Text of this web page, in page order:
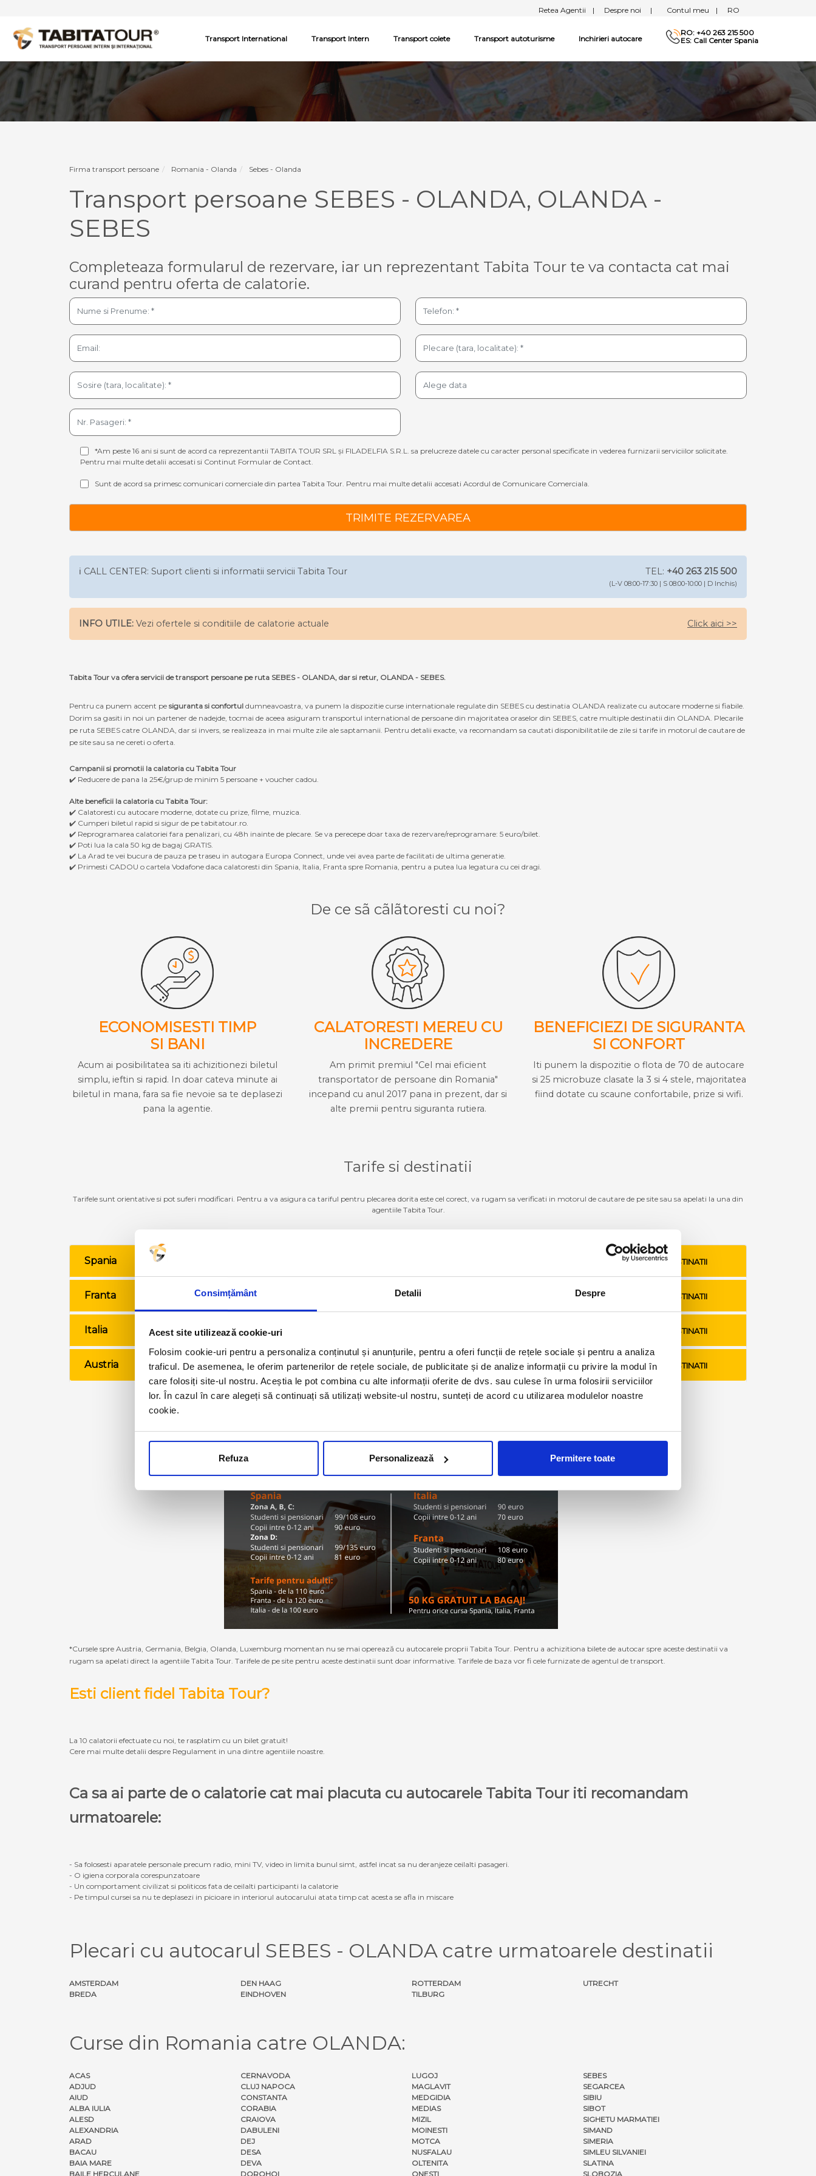
Consimțământ Detalii Despre
Acest site utilizează cookie-uri
Folosim cookie-uri pentru a personaliza conținutul și anunțurile, pentru a oferi funcții de rețele sociale și pentru a analiza
traficul. De asemenea, le oferim partenerilor de rețele sociale, de publicitate și de analize informații cu privire la modul în
care folosiți site-ul nostru. Aceștia le pot combina cu alte informații oferite de dvs. sau culese în urma folosirii serviciilor
lor. În cazul în care alegeți să continuați să utilizați website-ul nostru, sunteți de acord cu utilizarea modulelor noastre
cookie.
Refuza Personalizează Permitere toate
Retea Agentii | Despre noi | Contul meu | RO
Transport International Transport Intern Transport colete Transport autoturisme Inchirieri autocare
RO: +40 263 215 500
ES: Call Center Spania
Firma transport persoane Romania - Olanda Sebes - Olanda
Transport persoane SEBES - OLANDA, OLANDA -
SEBES
Completeaza formularul de rezervare, iar un reprezentant Tabita Tour te va contacta cat mai
curand pentru oferta de calatorie.
*Am peste 16 ani si sunt de acord ca reprezentantii TABITA TOUR SRL și FILADELFIA S.R.L. sa prelucreze datele cu caracter personal specificate in vederea furnizarii serviciilor solicitate.
Pentru mai multe detalii accesati si Continut Formular de Contact.
Sunt de acord sa primesc comunicari comerciale din partea Tabita Tour. Pentru mai multe detalii accesati Acordul de Comunicare Comerciala.
TRIMITE REZERVAREA
ℹ️ CALL CENTER: Suport clienti si informatii servicii Tabita Tour TEL: +40 263 215 500
(L-V 08:00-17:30 | S 08:00-10:00 | D Inchis)
INFO UTILE: Vezi ofertele si conditiile de calatorie actuale Click aici >>
Tabita Tour va ofera servicii de transport persoane pe ruta SEBES - OLANDA, dar si retur, OLANDA - SEBES.
Pentru ca punem accent pe siguranta si confortul dumneavoastra, va punem la dispozitie curse internationale regulate din SEBES cu destinatia OLANDA realizate cu autocare moderne si fiabile.
Dorim sa gasiti in noi un partener de nadejde, tocmai de aceea asiguram transportul international de persoane din majoritatea oraselor din SEBES, catre multiple destinatii din OLANDA. Plecarile
pe ruta SEBES catre OLANDA, dar si invers, se realizeaza in mai multe zile ale saptamanii. Pentru detalii exacte, va recomandam sa cautati disponibilitatile de zile si tarife in motorul de cautare de
pe site sau sa ne cereti o oferta.
Campanii si promotii la calatoria cu Tabita Tour
✔️ Reducere de pana la 25€/grup de minim 5 persoane + voucher cadou.
Alte beneficii la calatoria cu Tabita Tour:
✔️ Calatoresti cu autocare moderne, dotate cu prize, filme, muzica.
✔️ Cumperi biletul rapid si sigur de pe tabitatour.ro.
✔️ Reprogramarea calatoriei fara penalizari, cu 48h inainte de plecare. Se va perecepe doar taxa de rezervare/reprogramare: 5 euro/bilet.
✔️ Poti lua la cala 50 kg de bagaj GRATIS.
✔️ La Arad te vei bucura de pauza pe traseu in autogara Europa Connect, unde vei avea parte de facilitati de ultima generatie.
✔️ Primesti CADOU o cartela Vodafone daca calatoresti din Spania, Italia, Franta spre Romania, pentru a putea lua legatura cu cei dragi.
De ce sã cãlãtoresti cu noi?
ECONOMISESTI TIMP
SI BANI
Acum ai posibilitatea sa iti achizitionezi biletul
simplu, ieftin si rapid. In doar cateva minute ai
biletul in mana, fara sa fie nevoie sa te deplasezi
pana la agentie.
CALATORESTI MEREU CU
INCREDERE
Am primit premiul "Cel mai eficient
transportator de persoane din Romania"
incepand cu anul 2017 pana in prezent, dar si
alte premii pentru siguranta rutiera.
BENEFICIEZI DE SIGURANTA
SI CONFORT
Iti punem la dispozitie o flota de 70 de autocare
si 25 microbuze clasate la 3 si 4 stele, majoritatea
fiind dotate cu scaune confortabile, prize si wifi.
Tarife si destinatii
Tarifele sunt orientative si pot suferi modificari. Pentru a va asigura ca tariful pentru plecarea dorita este cel corect, va rugam sa verificati in motorul de cautare de pe site sau sa apelati la una din
agentiile Tabita Tour.
Spania
Franta
Italia VEZI TARIFE SI DESTINATII
Austria VEZI TARIFE SI DESTINATII
VEZI TARIFE SI DESTINATII
VEZI TARIFE SI DESTINATII
VEZI TARIFE SI DESTINATII
Olanda VEZI TARIFE SI DESTINATII
*Cursele spre Austria, Germania, Belgia, Olanda, Luxemburg momentan nu se mai operează cu autocarele proprii Tabita Tour. Pentru a achizitiona bilete de autocar spre aceste destinatii va
rugam sa apelati direct la agentiile Tabita Tour. Tarifele de pe site pentru aceste destinatii sunt doar informative. Tarifele de baza vor fi cele furnizate de agentul de transport.
Esti client fidel Tabita Tour?
La 10 calatorii efectuate cu noi, te rasplatim cu un bilet gratuit!
Cere mai multe detalii despre Regulament in una dintre agentiile noastre.
Ca sa ai parte de o calatorie cat mai placuta cu autocarele Tabita Tour iti recomandam
urmatoarele:
- Sa folosesti aparatele personale precum radio, mini TV, video in limita bunul simt, astfel incat sa nu deranjeze ceilalti pasageri.
- O igiena corporala corespunzatoare
- Un comportament civilizat si politicos fata de ceilalti participanti la calatorie
- Pe timpul cursei sa nu te deplasezi in picioare in interiorul autocarului atata timp cat acesta se afla in miscare
Plecari cu autocarul SEBES - OLANDA catre urmatoarele destinatii
AMSTERDAM
BREDA
DEN HAAG
EINDHOVEN
ROTTERDAM
TILBURG
UTRECHT
Curse din Romania catre OLANDA:
ACAS
ADJUD
AIUD
ALBA IULIA
ALESD
ALEXANDRIA
ARAD
BACAU
BAIA MARE
BAILE HERCULANE
CERNAVODA
CLUJ NAPOCA
CONSTANTA
CORABIA
CRAIOVA
DABULENI
DEJ
DESA
DEVA
DOROHOI
LUGOJ
MAGLAVIT
MEDGIDIA
MEDIAS
MIZIL
MOINESTI
MOTCA
NUSFALAU
OLTENITA
ONESTI
SEBES
SEGARCEA
SIBIU
SIBOT
SIGHETU MARMATIEI
SIMAND
SIMERIA
SIMLEU SILVANIEI
SLATINA
SLOBOZIA